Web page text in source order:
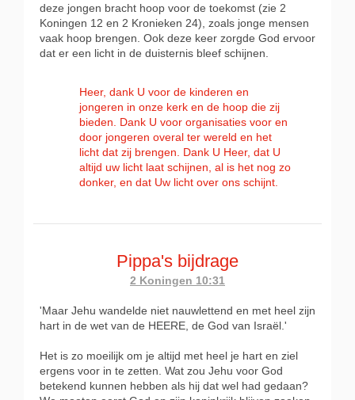
deze jongen bracht hoop voor de toekomst (zie 2
Koningen 12 en 2 Kronieken 24), zoals jonge mensen
vaak hoop brengen. Ook deze keer zorgde God ervoor
dat er een licht in de duisternis bleef schijnen.
Heer, dank U voor de kinderen en
jongeren in onze kerk en de hoop die zij
bieden. Dank U voor organisaties voor en
door jongeren overal ter wereld en het
licht dat zij brengen. Dank U Heer, dat U
altijd uw licht laat schijnen, al is het nog zo
donker, en dat Uw licht over ons schijnt.
Pippa's bijdrage
2 Koningen 10:31
'Maar Jehu wandelde niet nauwlettend en met heel zijn
hart in de wet van de HEERE, de God van Israël.'
Het is zo moeilijk om je altijd met heel je hart en ziel
ergens voor in te zetten. Wat zou Jehu voor God
betekend kunnen hebben als hij dat wel had gedaan?